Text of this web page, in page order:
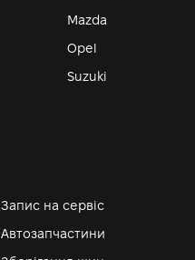
Mazda
Opel
Suzuki
Запис на сервіс
Автозапчастини